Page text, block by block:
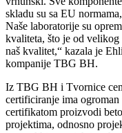
skladu su sa EU
Naše laboratorije su
kvaliteta, što je od
naš kvalitet,“ kazala je
kompanije TBG BH.
Iz TBG BH i Tvornice
certificiranje ima
certifikatom proizvodi
projektima, odnosno